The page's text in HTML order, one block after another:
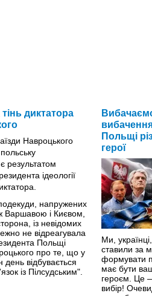
диктатора
напружених
Варшавою і Києвом,
із невідомих
не відреагувала
Польщі
про те, що у
день відбувається
із Пілсудським".
Польщі
герої
Ми,
ставили за
формувати
має бути
героєм. Це
вибір!